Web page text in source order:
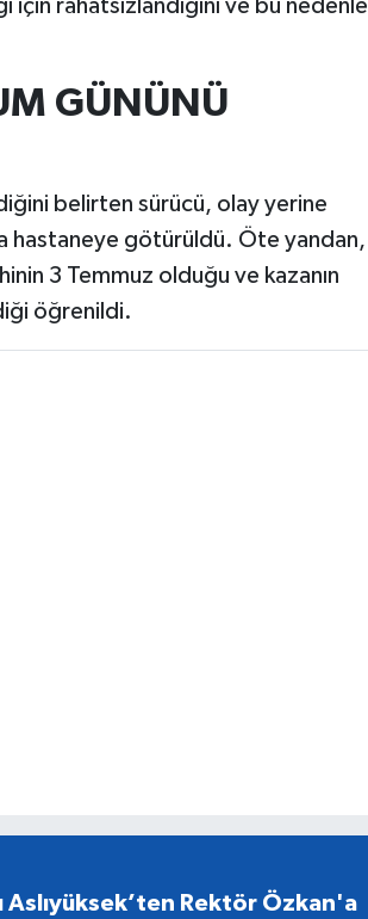
rahatsızlandığını ve bu nedenle
GÜNÜNÜ
belirten sürücü, olay yerine
hastaneye götürüldü. Öte yandan,
3 Temmuz olduğu ve kazanın
öğrenildi.
Aslıyüksek’ten Rektör Özkan'a